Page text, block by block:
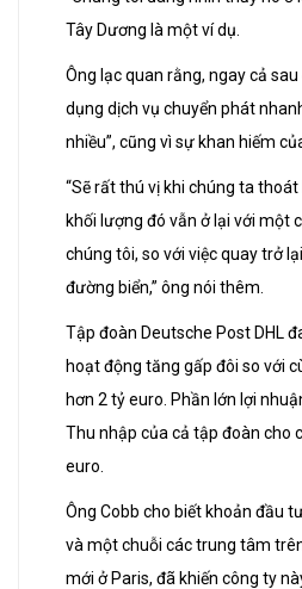
Tây Dương là một ví dụ.
Ông lạc quan rằng, ngay cả
dụng dịch vụ chuyển phát
nhiều”, cũng vì sự khan hiếm
“Sẽ rất thú vị khi chúng ta
khối lượng đó vẫn ở lại với một
chúng tôi, so với việc quay trở
đường biển,” ông nói thêm.
Tập đoàn Deutsche Post DHL
hoạt động tăng gấp đôi so với
hơn 2 tỷ euro. Phần lớn lợi
Thu nhập của cả tập đoàn cho
euro.
Ông Cobb cho biết khoản đầu
và một chuỗi các trung tâm
mới ở Paris, đã khiến công ty